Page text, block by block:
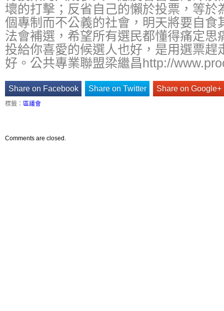
壞的打擊；反省自己的懶於投票，等於
個專制而不公義的社會，明天將要自食
法會補選，希望所有選民都懂得痛定
投給你喜愛的候選人也好，是用選票趕
好。公共專業聯盟梁繼昌http://
Share on Facebook Share on Twitter Share on Google+
標籤： 區議會
Comments are closed.